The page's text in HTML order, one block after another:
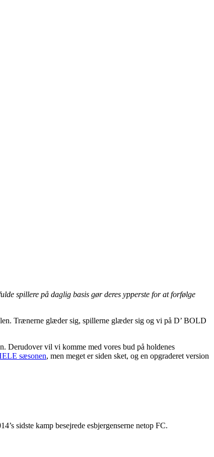
spillere på daglig basis gør deres ypperste for at forfølge
Trænerne glæder sig, spillerne glæder sig og vi på D’ BOLD
Derudover vil vi komme med vores bud på holdenes
sæsonen, men meget er siden sket, og en opgraderet version
sidste kamp besejrede esbjergenserne netop FC.